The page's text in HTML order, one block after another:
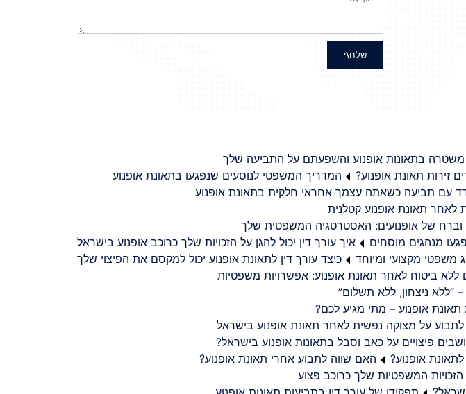
שלח\י
משטרה בתאונות אופנוע והשפעתם על התביעה שלך
זירות תאונת אופנוע?
המדריך המשפטי לנוסעים שנפגעו בתאונת אופנוע
עם תביעה כשאתה עצמך אחראי חלקית בתאונת אופנוע
תאונת אופנוע קטלנית
וברח של אופנועים: האסטרטגיה המשפטית שלך
מנהגים מוסחים
איך עורך דין יכול להגן על הזכויות שלך כרוכב אופנוע בישראל
משפטי מקצועי ומיוחד
כיצד עורך דין לתאונת אופנוע יכול למקסם את הפיצוי שלך
ללא ביטוח לאחר תאונת אופנוע: אפשרויות משפטיות
“ללא ניצחון, ללא תשלום”
תאונת אופנוע – מתי מגיע לכם?
לתבוע על מצוקה נפשית לאחר תאונת אופנוע בישראל
פיצויים על כאב וסבל בתאונות אופנוע בישראל?
אופנוע?
האם שווה לתבוע אחרי תאונת אופנוע?
המשפטיות שלך כרוכב פצוע